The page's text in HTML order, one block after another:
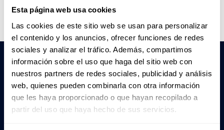
Esta página web usa cookies
Las cookies de este sitio web se usan para personalizar
el contenido y los anuncios, ofrecer funciones de redes
sociales y analizar el tráfico. Además, compartimos
información sobre el uso que haga del sitio web con
nuestros partners de redes sociales, publicidad y análisis
web, quienes pueden combinarla con otra información
que les haya proporcionado o que hayan recopilado a
partir del uso que haya hecho de sus servicios.
Pedile a la IA un resumen de PeopleForce:
ChatGPT
Claude Perplexity